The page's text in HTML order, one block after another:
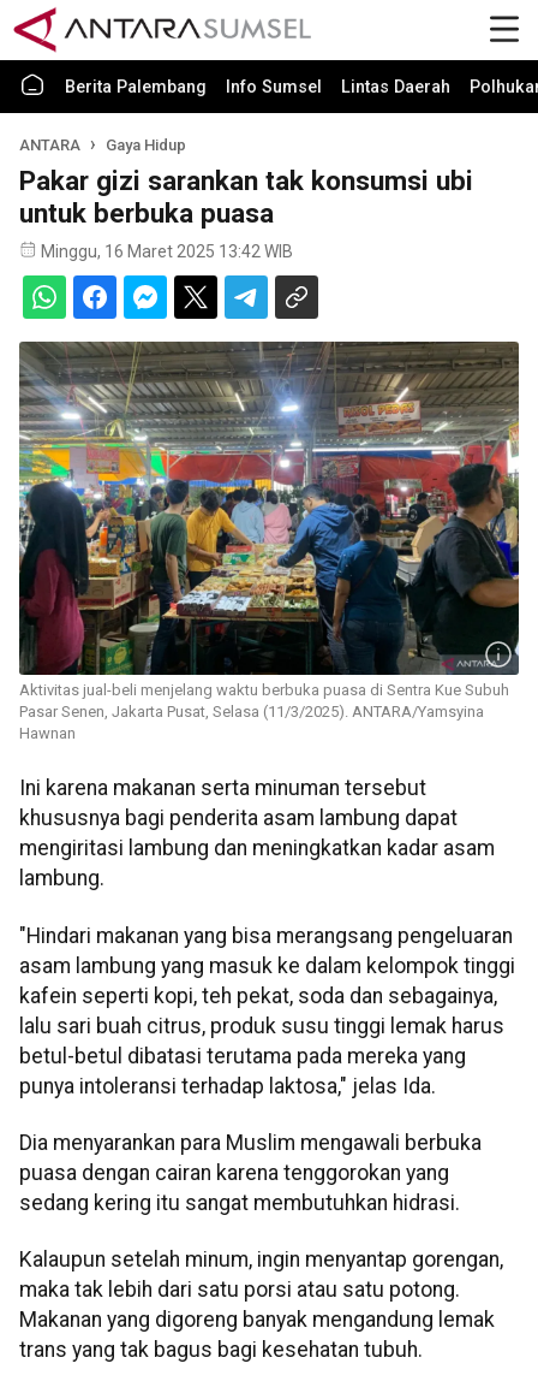
Berita Palembang Info Sumsel Lintas Daerah
ANTARA Gaya Hidup
Pakar gizi sarankan tak konsumsi ubi
untuk berbuka puasa
Minggu, 16 Maret 2025 13:42 WIB
Aktivitas jual-beli menjelang waktu berbuka puasa di Sentra Kue Subuh
Pasar Senen, Jakarta Pusat, Selasa (11/3/2025). ANTARA/Yamsyina
Hawnan
Ini karena makanan serta minuman tersebut
khususnya bagi penderita asam lambung dapat
mengiritasi lambung dan meningkatkan kadar asam
lambung.
"Hindari makanan yang bisa merangsang pengeluaran
asam lambung yang masuk ke dalam kelompok tinggi
kafein seperti kopi, teh pekat, soda dan sebagainya,
lalu sari buah citrus, produk susu tinggi lemak harus
betul-betul dibatasi terutama pada mereka yang
punya intoleransi terhadap laktosa," jelas Ida.
Dia menyarankan para Muslim mengawali berbuka
puasa dengan cairan karena tenggorokan yang
sedang kering itu sangat membutuhkan hidrasi.
Kalaupun setelah minum, ingin menyantap gorengan,
maka tak lebih dari satu porsi atau satu potong.
Makanan yang digoreng banyak mengandung lemak
trans yang tak bagus bagi kesehatan tubuh.